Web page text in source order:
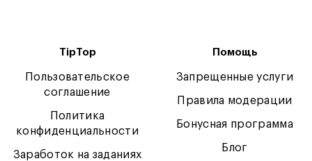
TipTop
Пользовательское
соглашение
Политика
конфиденциальности
Заработок на заданиях
Помощь
Запрещенные услуги
Правила модерации
Бонусная программа
Блог